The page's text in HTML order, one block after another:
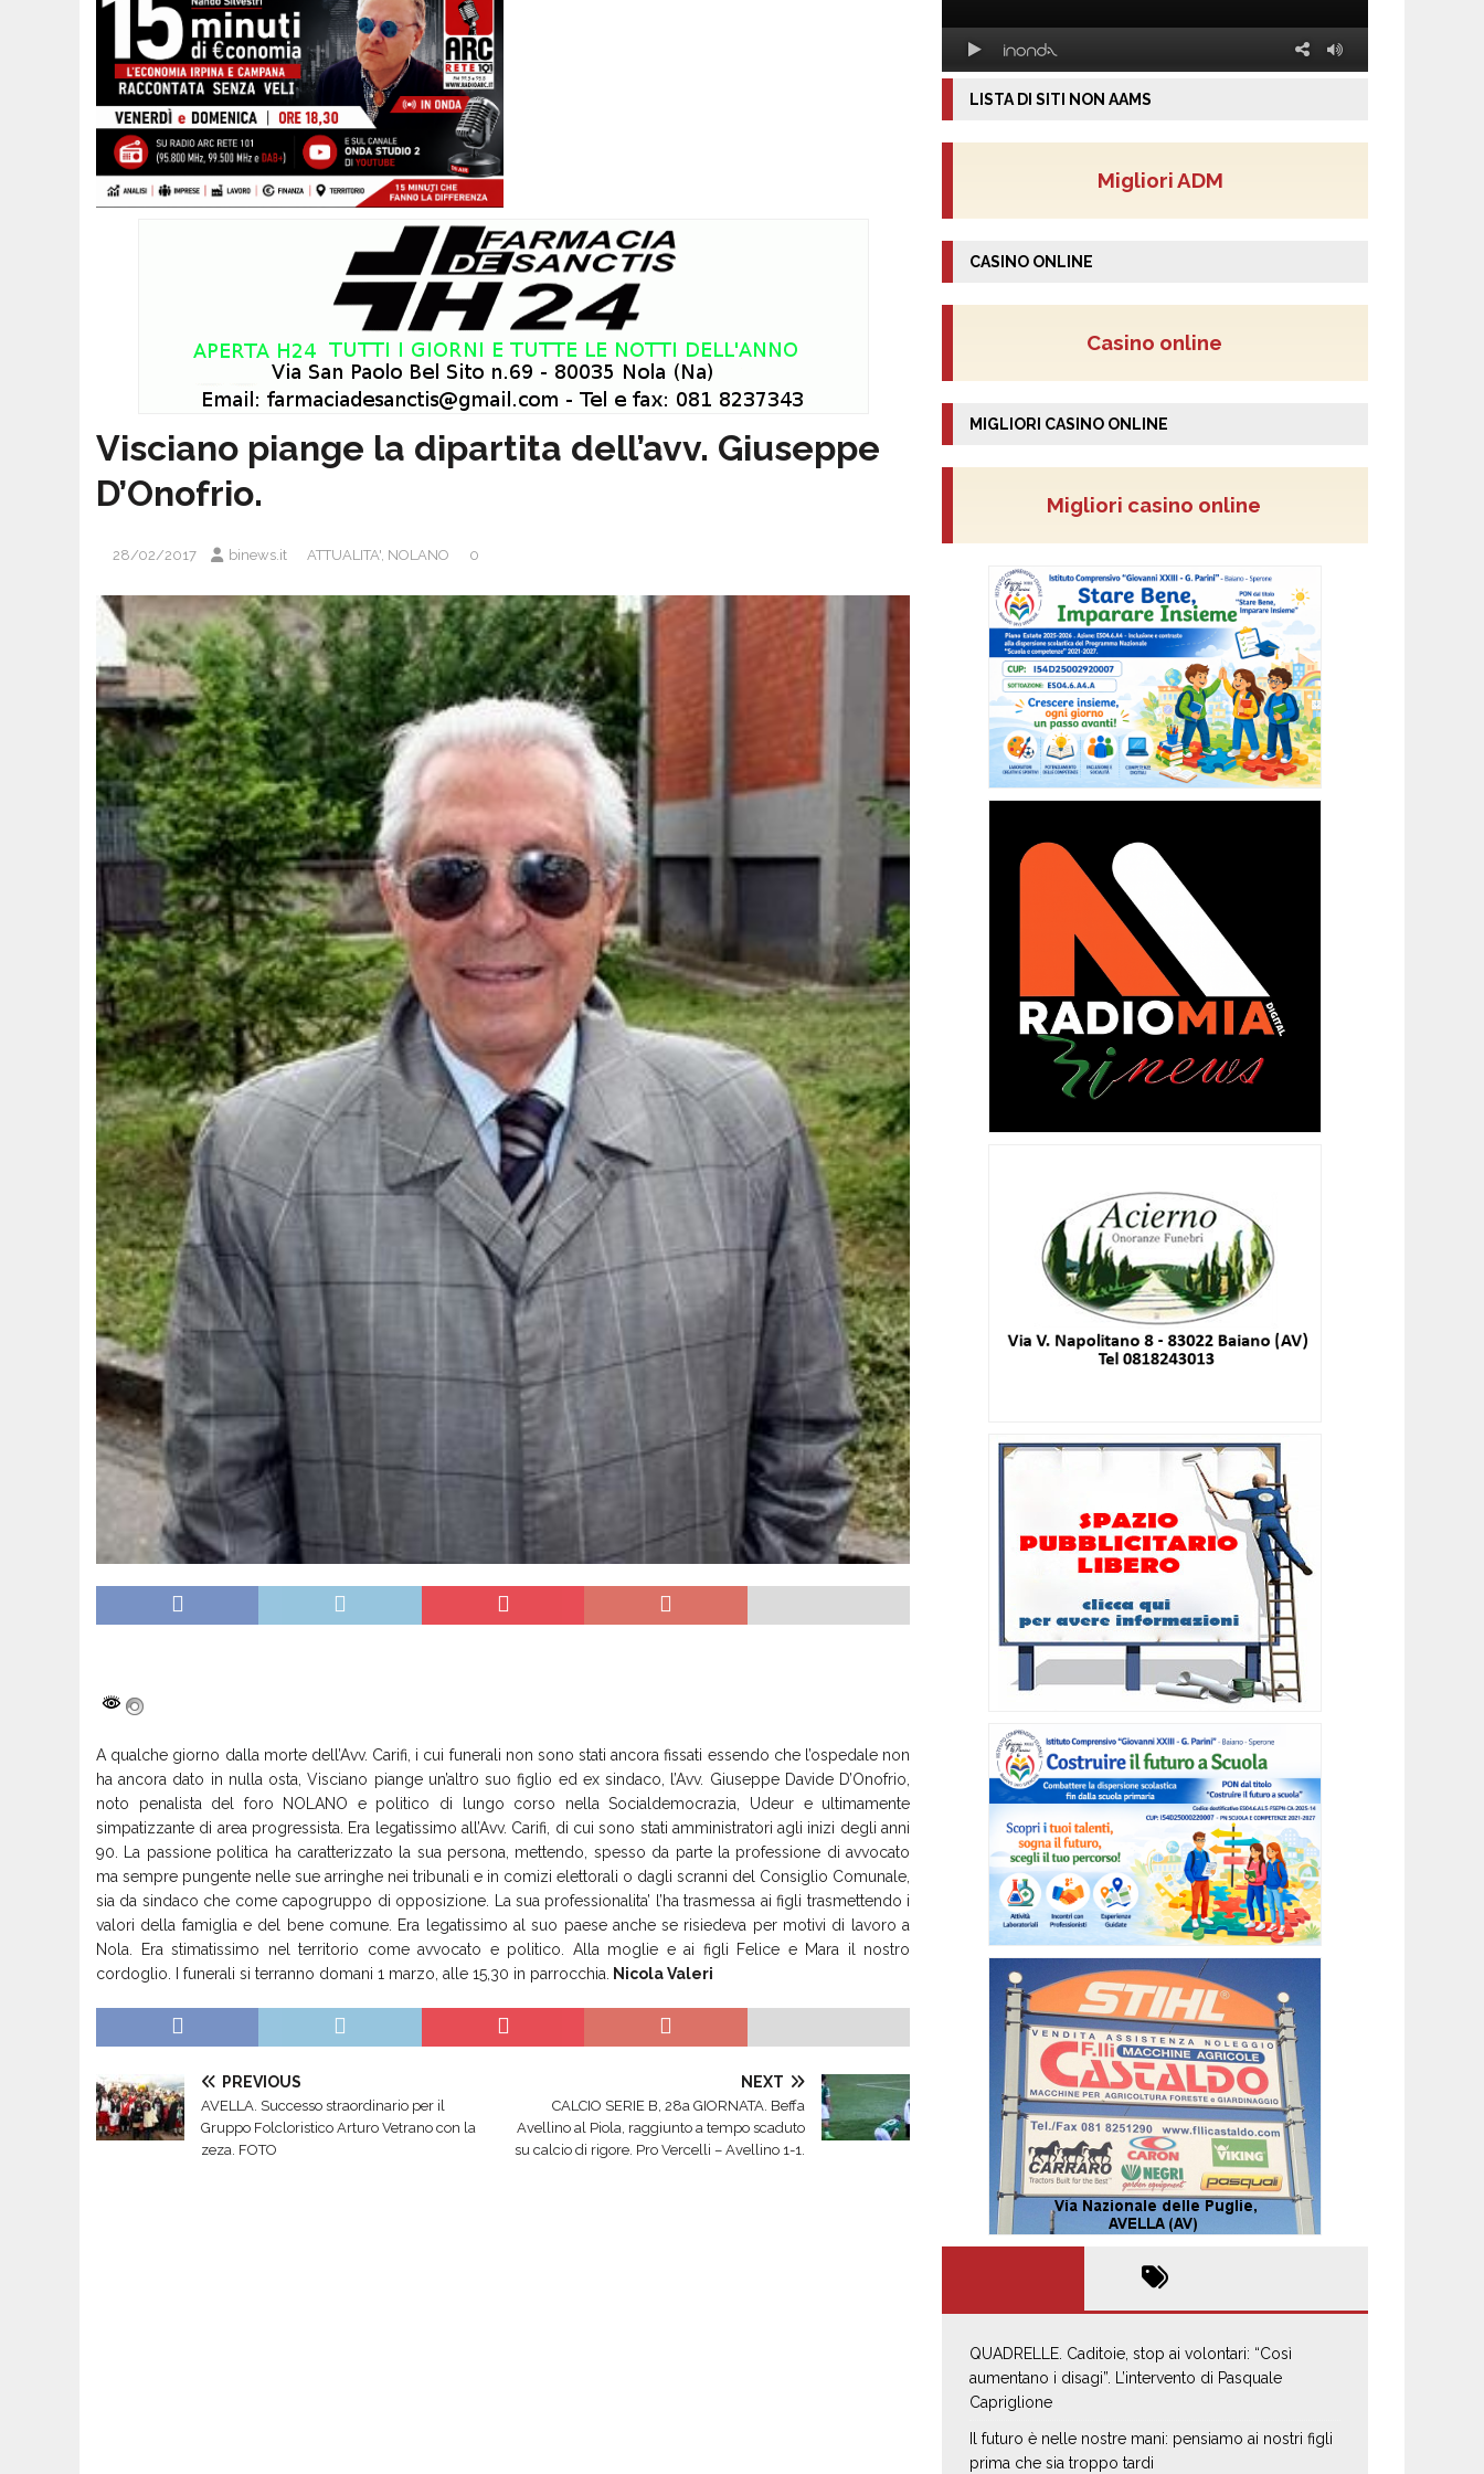
Visciano piange la dipartita dell’avv. Giuseppe
D’Onofrio.
28/02/2017 binews.it ATTUALITA' NOLANO 0
A qualche giorno dalla morte dell’Avv. Carifi, i cui funerali non sono stati ancora fissati essendo che l’ospedale non
ha ancora dato in nulla osta, Visciano piange un’altro suo figlio ed ex sindaco, l’Avv. Giuseppe Davide D’Onofrio,
noto penalista del foro NOLANO e politico di lungo corso nella Socialdemocrazia, Udeur e ultimamente
simpatizzante di area progressista. Era legatissimo all’Avv. Carifi, di cui sono stati amministratori agli inizi degli anni
90. La passione politica ha caratterizzato la sua persona, mettendo, spesso da parte la professione di avvocato
ma sempre pungente nelle sue arringhe nei tribunali e in comizi elettorali o dagli scranni del Consiglio Comunale,
sia da sindaco che come capogruppo di opposizione. La sua professionalita’ l’ha trasmessa ai figli trasmettendo i
valori della famiglia e del bene comune. Era legatissimo al suo paese anche se risiedeva per motivi di lavoro a
Nola. Era stimatissimo nel territorio come avvocato e politico. Alla moglie e ai figli Felice e Mara il nostro
cordoglio. I funerali si terranno domani 1 marzo, alle 15,30 in parrocchia. Nicola Valeri
PREVIOUS
AVELLA. Successo straordinario per il
Gruppo Folcloristico Arturo Vetrano con la
zeza. FOTO
NEXT
CALCIO SERIE B, 28a GIORNATA. Beffa
Avellino al Piola, raggiunto a tempo scaduto
su calcio di rigore. Pro Vercelli – Avellino 1-1.
LISTA DI SITI NON AAMS
Migliori ADM
CASINO ONLINE
Casino online
MIGLIORI CASINO ONLINE
Migliori casino online
QUADRELLE. Caditoie, stop ai volontari: “Così
aumentano i disagi”. L’intervento di Pasquale
Capriglione
Il futuro è nelle nostre mani: pensiamo ai nostri figli
prima che sia troppo tardi